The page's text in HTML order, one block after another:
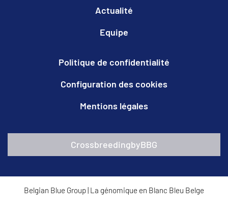
Actualité
Equipe
Politique de confidentialité
Configuration des cookies
Mentions légales
CrossbreedingbyBBG
Belgian Blue Group| La génomique en Blanc Bleu Belge